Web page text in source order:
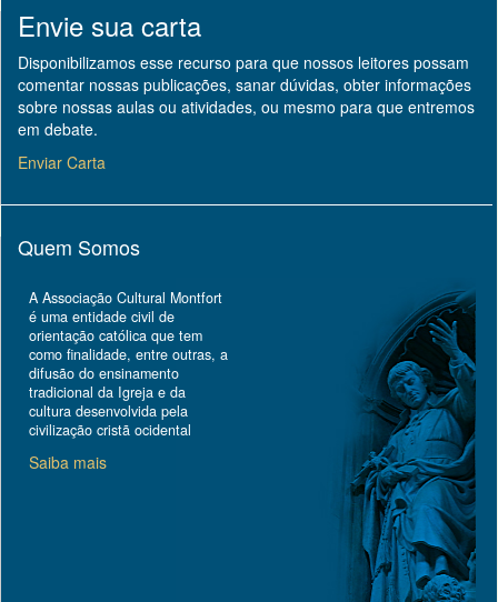
Envie sua carta
Disponibilizamos esse recurso para que nossos leitores possam
comentar nossas publicações, sanar dúvidas, obter informações
sobre nossas aulas ou atividades, ou mesmo para que entremos
em debate.
Enviar Carta
Quem Somos
A Associação Cultural Montfort
é uma entidade civil de
orientação católica que tem
como finalidade, entre outras, a
difusão do ensinamento
tradicional da Igreja e da
cultura desenvolvida pela
civilização cristã ocidental
Saiba mais